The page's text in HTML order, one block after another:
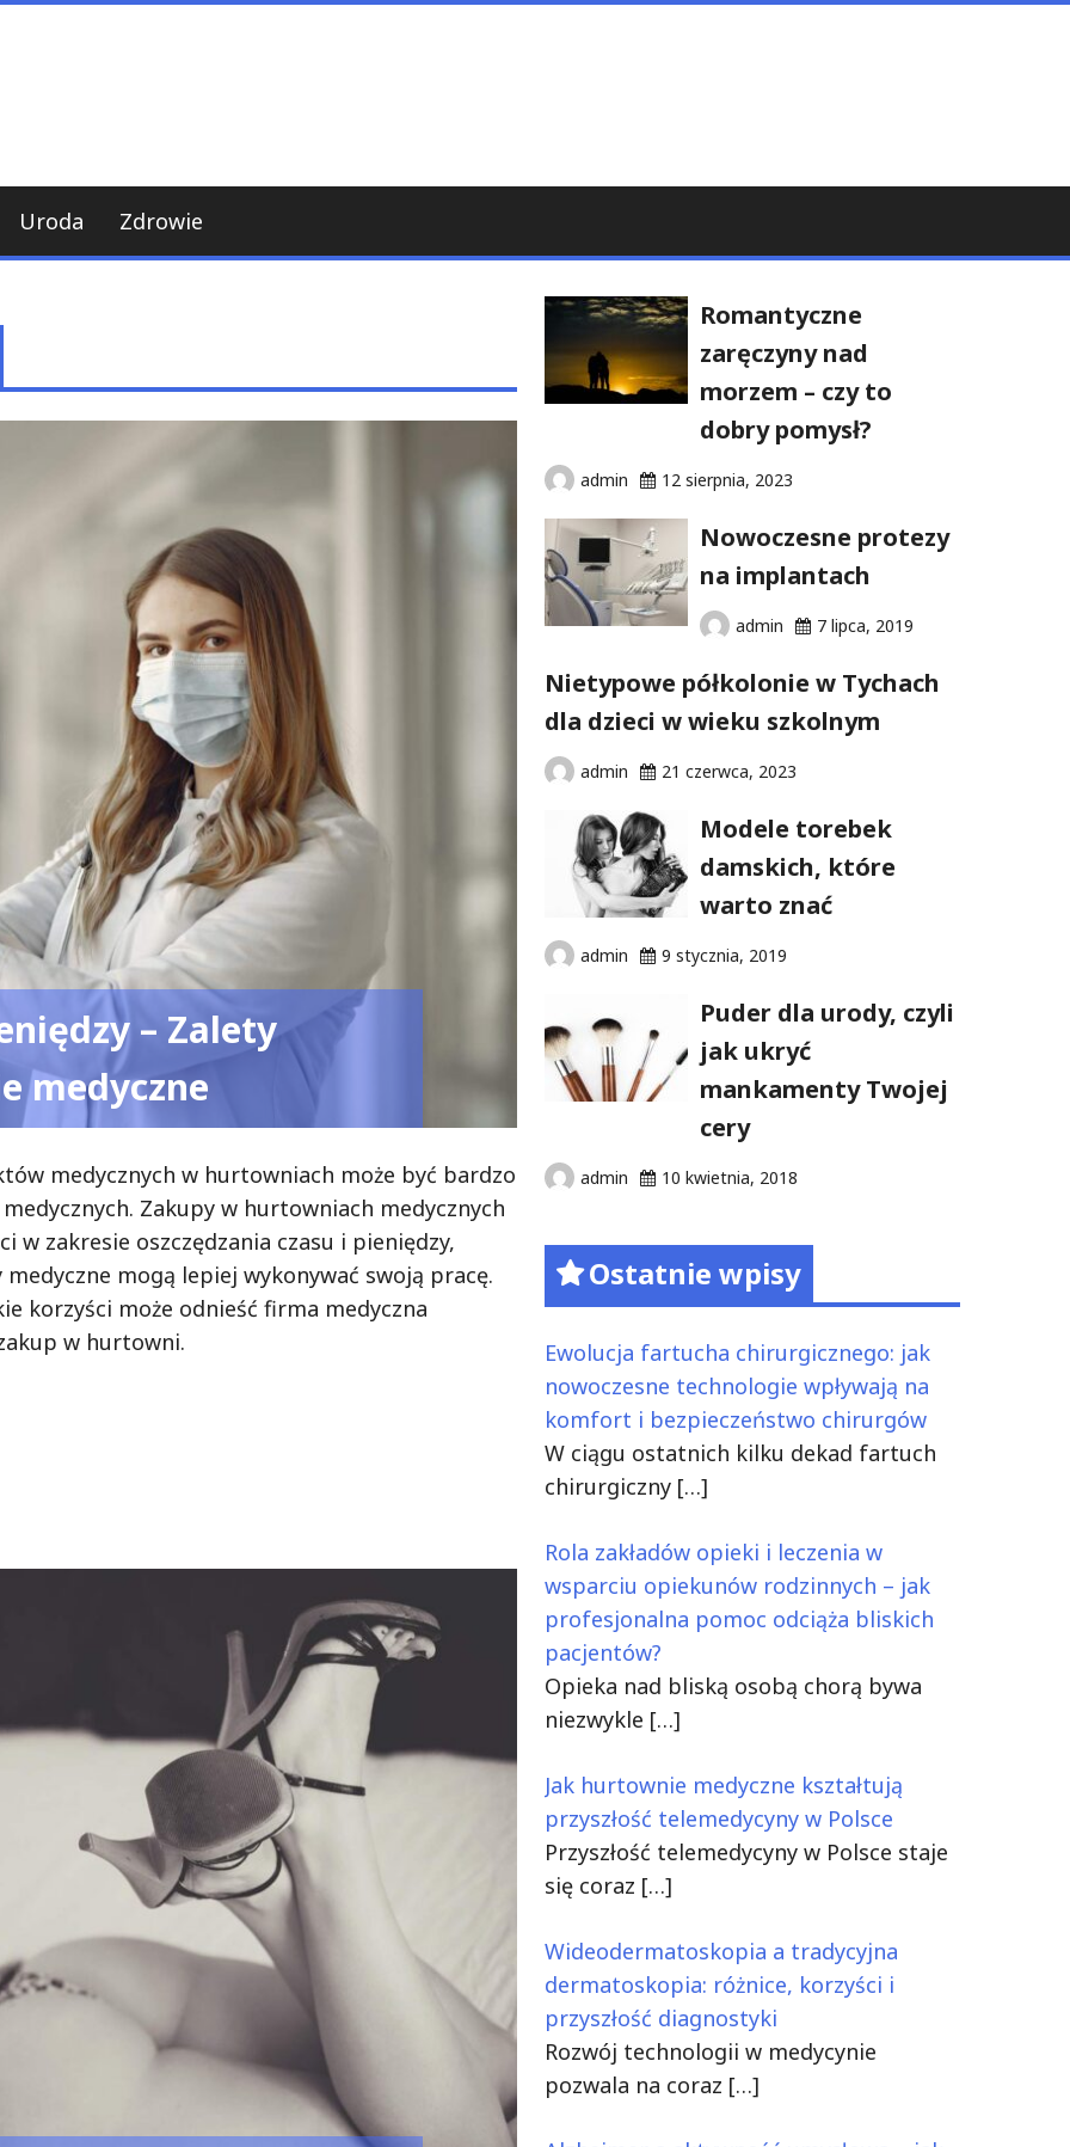
Uroda Zdrowie
– Zalety
medyczne
medycznych w hurtowniach może być bardzo
Zakupy w hurtowniach medycznych
w zakresie oszczędzania czasu i pieniędzy,
mogą lepiej wykonywać swoją pracę.
korzyści może odnieść firma medyczna
w hurtowni.
Romantyczne
zaręczyny nad
morzem – czy to
dobry pomysł?
admin 12 sierpnia, 2023
Nowoczesne protezy
na implantach
admin 7 lipca, 2019
Nietypowe półkolonie w Tychach
dla dzieci w wieku szkolnym
admin 21 czerwca, 2023
Modele torebek
damskich, które
warto znać
admin 9 stycznia, 2019
Puder dla urody, czyli
jak ukryć
mankamenty Twojej
cery
admin 10 kwietnia, 2018
Ostatnie wpisy
Ewolucja fartucha chirurgicznego: jak
nowoczesne technologie wpływają na
komfort i bezpieczeństwo chirurgów
W ciągu ostatnich kilku dekad fartuch
chirurgiczny […]
Rola zakładów opieki i leczenia w
wsparciu opiekunów rodzinnych – jak
profesjonalna pomoc odciąża bliskich
pacjentów?
Opieka nad bliską osobą chorą bywa
niezwykle […]
Jak hurtownie medyczne kształtują
przyszłość telemedycyny w Polsce
Przyszłość telemedycyny w Polsce staje
się coraz […]
Wideodermatoskopia a tradycyjna
dermatoskopia: różnice, korzyści i
przyszłość diagnostyki
Rozwój technologii w medycynie
pozwala na coraz […]